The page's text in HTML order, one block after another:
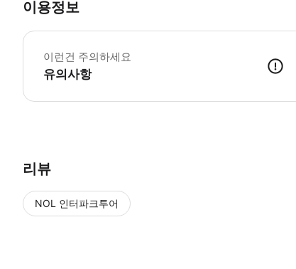
이용정보
이런건 주의하세요
유의사항
리뷰
NOL 인터파크투어